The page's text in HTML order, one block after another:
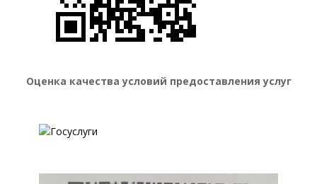
Оценка качества условий предоставления услуг